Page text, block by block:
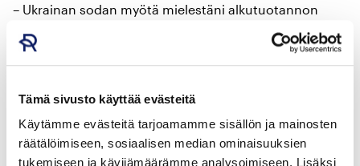
Tämä sivusto käyttää evästeitä
Käytämme evästeitä tarjoamamme sisällön ja mainosten
räätälöimiseen, sosiaalisen median ominaisuuksien
tukemiseen ja kävijämäärämme analysoimiseen. Lisäksi
– Ukrainan sodan myötä mielestäni alkutuotannon
arvostus on noussut hyvälle tasolle. Ongelmallista
tosin on, että kuluttajien ostovoima on heikentynyt.
Tilojen määrän väheneminen tai alan rakennemuutos
sukupolven ketju, mikä luo uskoa myös
tulevaisuuteen.